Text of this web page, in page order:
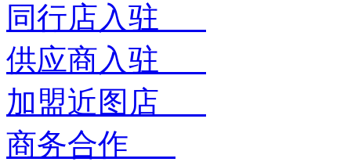
同行店入驻
供应商入驻
加盟近图店
商务合作